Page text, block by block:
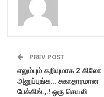
PREV POST
எலும்பும் கறியுமாக 2 கிலோ
அனுப்புங்க… சுகாதாரமான
பேக்கிங்.,.! ஒரு செயலி